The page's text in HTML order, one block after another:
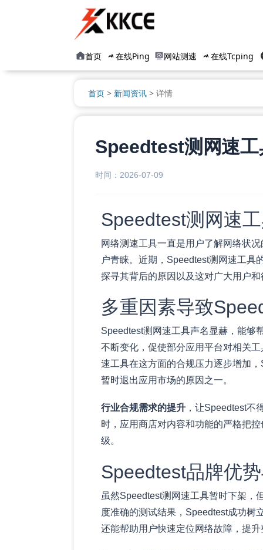
首页 在线Ping 网站测速 在线Tcping
首页 > 新闻资讯 > 详情
Speedtest测网速
时间：2026-07-09
Speedtest测网速
网络测速工具一直是用户了解网络状
户青睐。近期，Speedtest测网速工具
探寻其背后的原因以及这对广大用户
多重因素导致
Speedtest测网速工具声名显赫，能够
不断变化，促使部分应用平台对相关
速工具在这方面的合规压力逐步增加
暂时退出应用市场的原因之一。
行业合规需求的提升 ，让Speedtest不
时，应用商店对内容和功能的严格把
级。
Speedtest品牌优
虽然Speedtest测网速工具暂时下架，
度准确的测试结果，Speedtest成功树
还能帮助用户快速定位网络故障，提